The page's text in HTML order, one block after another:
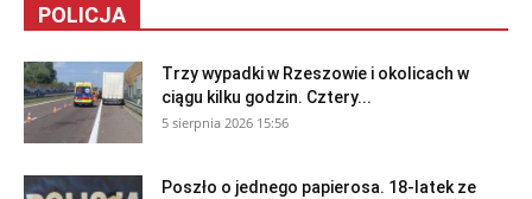
POLICJA
Trzy wypadki w Rzeszowie i okolicach w
ciągu kilku godzin. Cztery...
5 sierpnia 2026 15:56
Poszło o jednego papierosa. 18-latek ze